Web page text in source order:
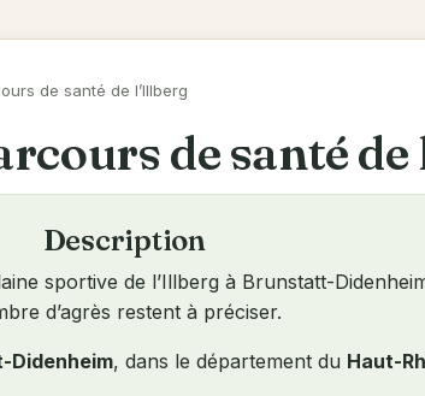
de santé de l’Illberg
de santé
Description
sportive de l’Illberg à Brunstatt-
d’agrès restent à préciser.
Didenheim, dans le département du Haut-